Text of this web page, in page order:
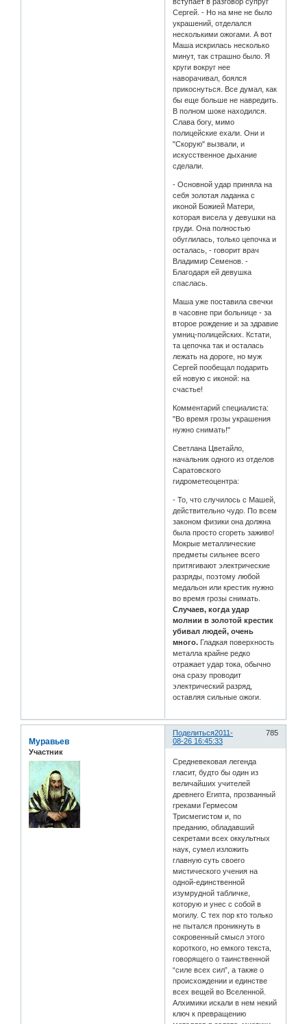
вступает в разговор супруг
Сергей. - Но на мне не было
украшений, отделался
несколькими ожогами. А вот
Маша искрилась несколько
минут, так страшно было. Я
круги вокруг нее
наворачивал, боялся
прикоснуться. Все думал, как
бы еще больше не навредить.
В полном шоке находился.
Слава богу, мимо
полицейские ехали. Они и
"Скорую" вызвали, и
искусственное дыхание
сделали.
- Основной удар приняла на
себя золотая ладанка с
иконой Божией Матери,
которая висела у девушки на
груди. Она полностью
обуглилась, только цепочка и
осталась, - говорит врач
Владимир Семенов. -
Благодаря ей девушка
спаслась.
Маша уже поставила свечки
в часовне при больнице - за
второе рождение и за здравие
умниц-полицейских. Кстати,
та цепочка так и осталась
лежать на дороге, но муж
Сергей пообещал подарить
ей новую с иконой: на
счастье!
Комментарий специалиста:
"Во время грозы украшения
нужно снимать!"
Светлана Цветайло,
начальник одного из отделов
Саратовского
гидрометеоцентра:
- То, что случилось с Машей,
действительно чудо. По всем
законом физики она должна
была просто сгореть заживо!
Мокрые металлические
предметы сильнее всего
притягивают электрические
разряды, поэтому любой
медальон или крестик нужно
во время грозы снимать.
Случаев, когда удар
молнии в золотой крестик
убивал людей, очень
много. Гладкая поверхность
металла крайне редко
отражает удар тока, обычно
она сразу проводит
электрический разряд,
оставляя сильные ожоги.
Поделиться 785
2011-
08-26 16:45:33
Муравьев
Участник
Средневековая легенда
гласит, будто бы один из
величайших учителей
древнего Египта, прозванный
греками Гермесом
Трисмегистом и, по
преданию, обладавший
секретами всех оккультных
наук, сумел изложить
главную суть своего
мистического учения на
одной-единственной
изумрудной табличке,
которую и унес с собой в
могилу. С тех пор кто только
не пытался проникнуть в
сокровенный смысл этого
короткого, но емкого текста,
говорящего о таинственной
“силе всех сил”, а также о
происхождении и единстве
всех вещей во Вселенной.
Алхимики искали в нем некий
ключ к превращению